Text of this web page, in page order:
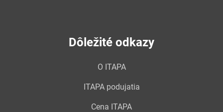
Dôležité odkazy
O ITAPA
ITAPA podujatia
Cena ITAPA